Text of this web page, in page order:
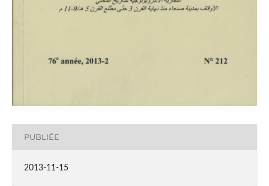
PUBLIÉE
2013-11-15